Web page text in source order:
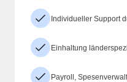
Individueller Support
Einhaltung
Payroll,